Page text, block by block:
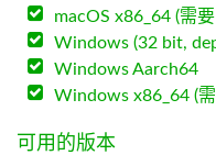
macOS x86_64 (需
Windows (32 bit,
Windows Aarch64
Windows x86_64 (
可用的版本